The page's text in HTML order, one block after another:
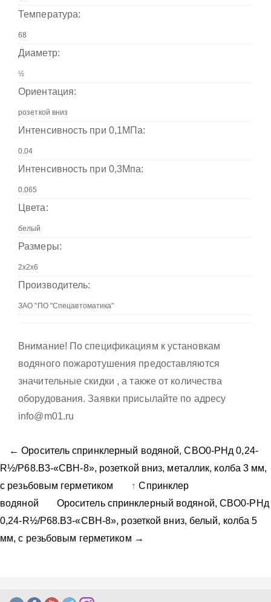
Температура:
Диаметр:
Ориентация:
Интенсивность при 0,1МПа:
Интенсивность при 0,3Мпа:
Цвета:
Размеры:
Производитель:
Внимание! По спецификациям к установкам
водяного пожаротушения предоставляются
значительные скидки , а также от количества
оборудования. Заявки присылайте по адресу
info@m01.ru
← Ороситель спринклерный водяной, CBO0-PНд 0,24-
R½/P68.B3-«CBН-8», розеткой вниз, металлик, колба 3 мм,
с резьбовым герметиком
↑Спринклер
водяной
Ороситель спринклерный водяной, CBO0-PНд
0,24-R½/P68.B3-«CBН-8», розеткой вниз, белый, колба 5
мм, с резьбовым герметиком →